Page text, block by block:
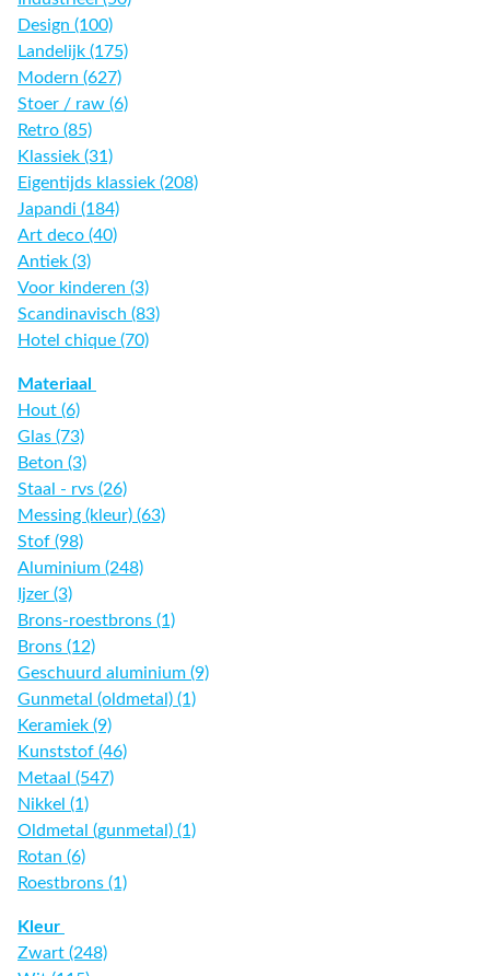
Design (100)
Landelijk (175)
Modern (627)
Stoer / raw (6)
Retro (85)
Klassiek (31)
Eigentijds klassiek (208)
Japandi (184)
Art deco (40)
Antiek (3)
Voor kinderen (3)
Scandinavisch (83)
Hotel chique (70)
Materiaal
Hout (6)
Glas (73)
Beton (3)
Staal - rvs (26)
Messing (kleur) (63)
Stof (98)
Aluminium (248)
Ijzer (3)
Brons-roestbrons (1)
Brons (12)
Geschuurd aluminium (9)
Gunmetal (oldmetal) (1)
Keramiek (9)
Kunststof (46)
Metaal (547)
Nikkel (1)
Oldmetal (gunmetal) (1)
Rotan (6)
Roestbrons (1)
Kleur
Zwart (248)